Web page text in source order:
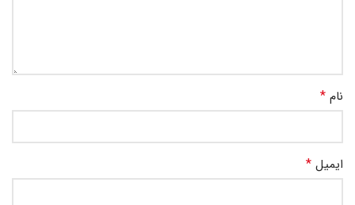
نام *
ایمیل *